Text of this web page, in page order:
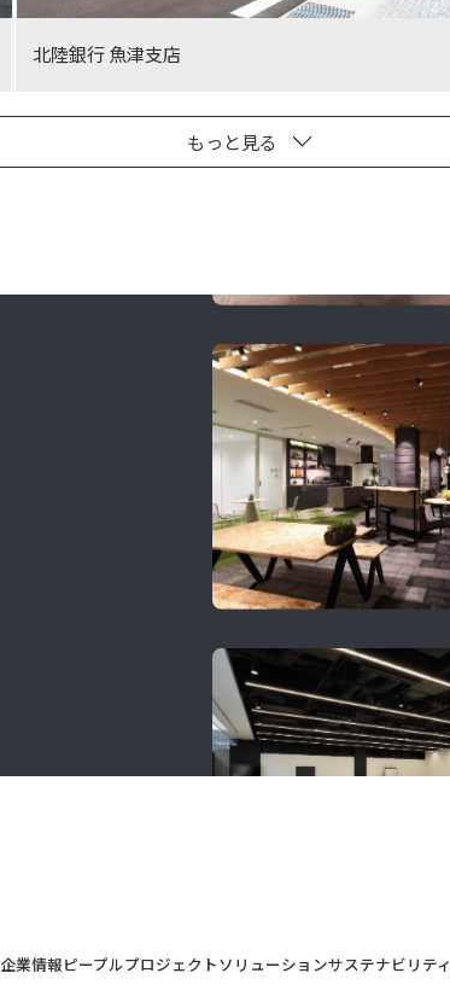
北陸銀行 魚津支店
もっと見る
企業情報ピープルプロジェクトソリューションサステナビリティ